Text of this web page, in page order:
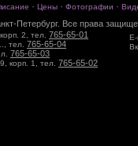
· Цены · Фотографии ·
Петербург. Все права
2, тел. 765-65-01
тел. 765-65-04
765-65-03
корп. 1, тел. 765-65-02